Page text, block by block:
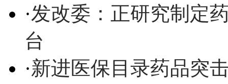
·发改委：正研究制定
台
·新进医保目录药品突